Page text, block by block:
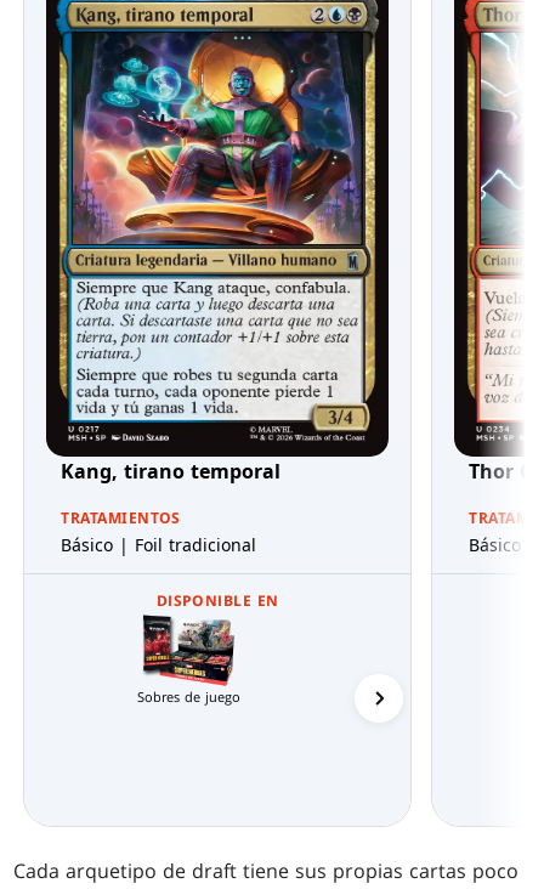
Kang, tirano temporal
TRATAMIENTOS
Básico | Foil tradicional
DISPONIBLE EN
Sobres de juego
Thor
Básico |
Cada arquetipo de draft tiene sus propias cartas poco